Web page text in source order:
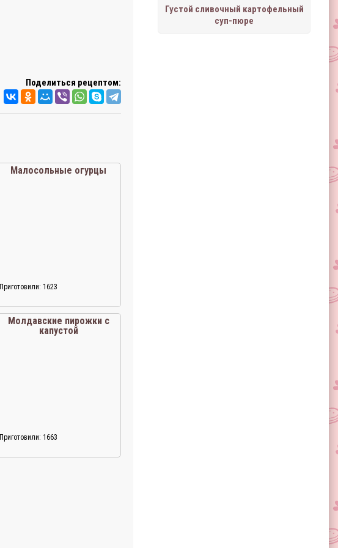
Густой сливочный картофельный
суп-пюре
Поделиться рецептом:
Малосольные огурцы
Приготовили: 1623
Молдавские пирожки с
капустой
Приготовили: 1663